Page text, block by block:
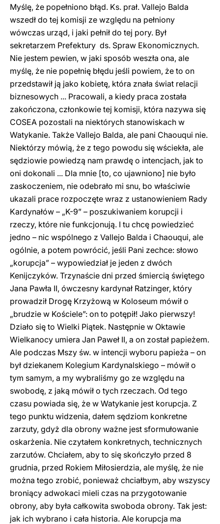
Myślę, że popełniono błąd. Ks. prał. Vallejo Balda
wszedł do tej komisji ze względu na pełniony
wówczas urząd, i jaki pełnił do tej pory. Był
sekretarzem Prefektury ds. Spraw Ekonomicznych.
Nie jestem pewien, w jaki sposób weszła ona, ale
myślę, że nie popełnię błędu jeśli powiem, że to on
przedstawił ją jako kobietę, która znała świat relacji
biznesowych ... Pracowali, a kiedy praca została
zakończona, członkowie tej komisji, która nazywa się
COSEA pozostali na niektórych stanowiskach w
Watykanie. Także Vallejo Balda, ale pani Chaouqui nie.
Niektórzy mówią, że z tego powodu się wściekła, ale
sędziowie powiedzą nam prawdę o intencjach, jak to
oni dokonali ... Dla mnie [to, co ujawniono] nie było
zaskoczeniem, nie odebrało mi snu, bo właściwie
ukazali prace rozpoczęte wraz z ustanowieniem Rady
Kardynałów – „K-9” – poszukiwaniem korupcji i
rzeczy, które nie funkcjonują. I tu chcę powiedzieć
jedno – nic wspólnego z Vallejo Balda i Chaouqui, ale
ogólnie, a potem powrócić, jeśli Pani zechce: słowo
„korupcja” – wypowiedział je jeden z dwóch
Kenijczyków. Trzynaście dni przed śmiercią świętego
Jana Pawła II, ówczesny kardynał Ratzinger, który
prowadził Drogę Krzyżową w Koloseum mówił o
„brudzie w Kościele”: on to potępił! Jako pierwszy!
Działo się to Wielki Piątek. Następnie w Oktawie
Wielkanocy umiera Jan Paweł II, a on został papieżem.
Ale podczas Mszy św. w intencji wyboru papieża – on
był dziekanem Kolegium Kardynalskiego – mówił o
tym samym, a my wybraliśmy go ze względu na
swobodę, z jaką mówił o tych rzeczach. Od tego
czasu powiada się, że w Watykanie jest korupcja. Z
tego punktu widzenia, dałem sędziom konkretne
zarzuty, gdyż dla obrony ważne jest sformułowanie
oskarżenia. Nie czytałem konkretnych, technicznych
zarzutów. Chciałem, aby to się skończyło przed 8
grudnia, przed Rokiem Miłosierdzia, ale myślę, że nie
można tego zrobić, ponieważ chciałbym, aby wszyscy
broniący adwokaci mieli czas na przygotowanie
obrony, aby była całkowita swoboda obrony. Tak jest:
jak ich wybrano i cała historia. Ale korupcja ma